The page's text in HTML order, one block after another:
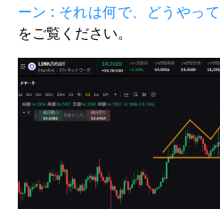
ーン : それは何で、どうやっ
をご覧ください。